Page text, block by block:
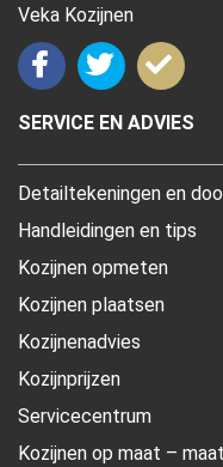
Veka Kozijnen
SERVICE EN ADVIES
Detailtekeningen en
Handleidingen en tips
Kozijnen opmeten
Kozijnen plaatsen
Kozijnenadvies
Kozijnprijzen
Servicecentrum
Kozijnen op maat –